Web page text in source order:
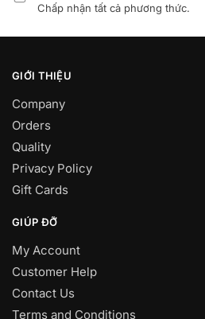
Chấp nhận tất cả phương thức.
GIỚI THIỆU
Company
Orders
Quality
Privacy Policy
Gift Cards
GIÚP ĐỠ
My Account
Customer Help
Contact Us
Terms and Conditions